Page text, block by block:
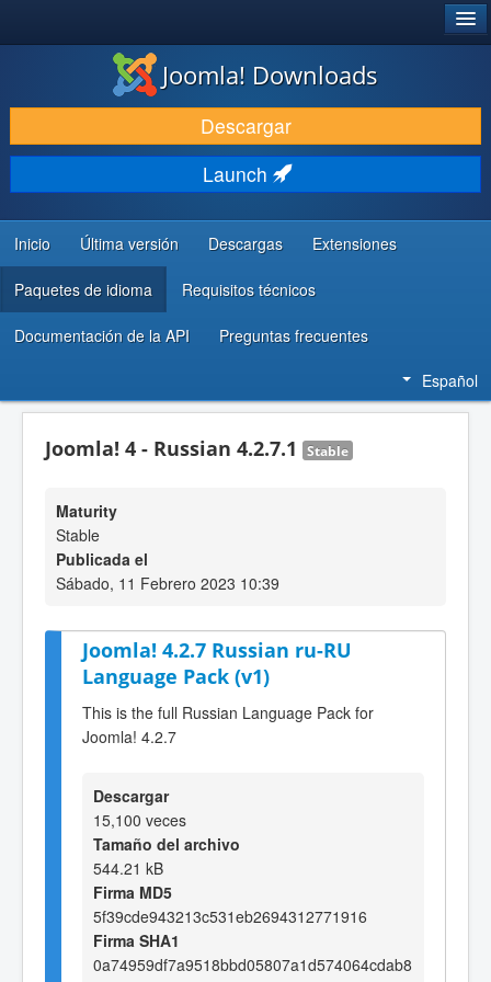
DESCARGAR & EXTENDER
DESCUBRE & APRENDE
COMUNIDAD & SOPORTE
RECURSOS PARA DESARROLLADORES
Joomla! Downloads
Descargar
Launch
Inicio Última versión Descargas Extensiones
Paquetes de idioma Requisitos técnicos
Documentación de la API Preguntas frecuentes
Español
Joomla! 4 - Russian 4.2.7.1 Stable
Maturity
Stable
Publicada el
Sábado, 11 Febrero 2023 10:39
Joomla! 4.2.7 Russian ru-RU
Language Pack (v1)
This is the full Russian Language Pack for
Joomla! 4.2.7
Descargar
15,100 veces
Tamaño del archivo
544.21 kB
Firma MD5
5f39cde943213c531eb2694312771916
Firma SHA1
0a74959df7a9518bbd05807a1d574064cdab8